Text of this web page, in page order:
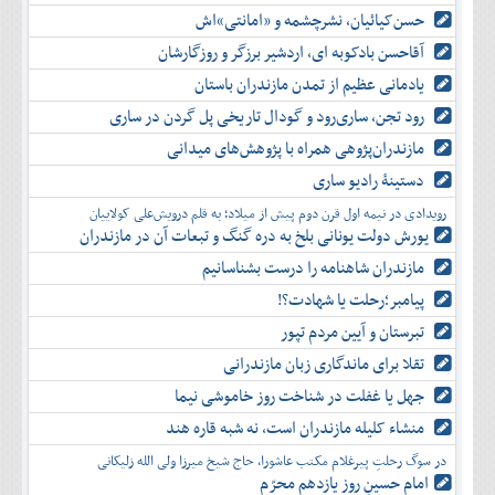
حسن‌کیائیان، نشرچشمه و «امانتی»اش
آقاحسن بادکوبه ای، اردشیر برزگر و روزگارشان
یادمانی عظیم از تمدن مازندران باستان
رود تجن، ساری‌رود و گودال تاریخی پل گردن در ساری
مازندران‌پژوهی همراه با پژوهش‌های میدانی
دستینۀ رادیو ساری
رویدادی در نیمه اول قرن دوم پیش از میلاد؛ به قلم درویش‌علی کولاییان
یورش دولت یونانی بلخ به دره گنگ و تبعات آن در مازندران
مازندران شاهنامه را درست بشناسانیم
پیامبر؛رحلت یا شهادت؟!
تبرستان و آیین مردم تپور
تقلا برای ماندگاری زبان مازندرانی
جهل یا غفلت در شناخت روز خاموشی نیما
منشاء کلیله مازندران است، نه شبه قاره هند
در سوگ رحلتِ پیرغلام مکتب عاشورا، حاج شیخ میرزا ولی الله زلیکانی
امام حسینِ روز یازدهم محرّم